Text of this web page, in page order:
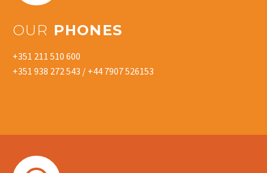
OUR PHONES
+351 211 510 600
+351 938 272 543 / +44 7907 526153